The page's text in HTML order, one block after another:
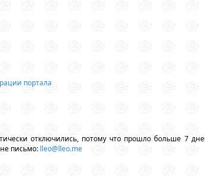
портала
отключились, потому что прошло больше 7
письмо: lleo@lleo.me